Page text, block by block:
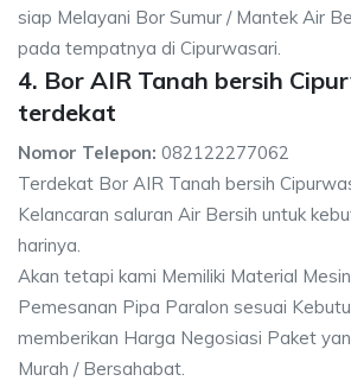
siap Melayani Bor Sumur / Mantek Air
pada tempatnya di Cipurwasari.
4. Bor AIR Tanah bersih
terdekat
Nomor Telepon: 082122277062
Terdekat Bor AIR Tanah bersih
Kelancaran saluran Air Bersih untuk
harinya.
Akan tetapi kami Memiliki Material
Pemesanan Pipa Paralon sesuai
memberikan Harga Negosiasi Paket
Murah / Bersahabat.